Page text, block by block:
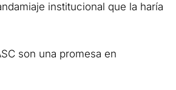
institucional que la haría
son una promesa en